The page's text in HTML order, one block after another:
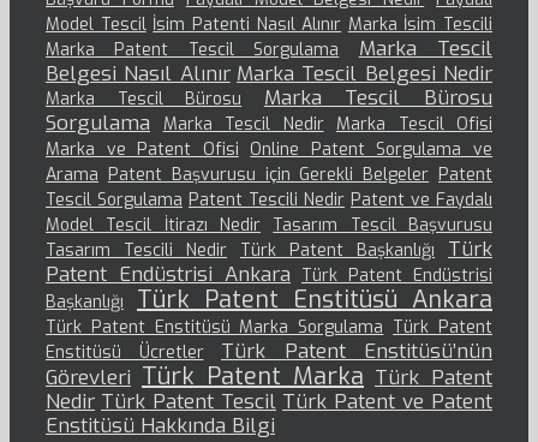
Model Tescil İsim Patenti Nasıl Alınır Marka İsim Tescili
Marka Patent Tescil Sorgulama
Marka Tescil
Belgesi Nasıl Alınır Marka Tescil Belgesi Nedir
Marka Tescil Bürosu
Marka Tescil Bürosu
Sorgulama
Marka Tescil Nedir Marka Tescil Ofisi
Marka ve Patent Ofisi Online Patent Sorgulama ve
Arama Patent Başvurusu için Gerekli Belgeler Patent
Tescil Sorgulama Patent Tescili Nedir Patent ve Faydalı
Model Tescil İtirazı Nedir Tasarım Tescil Başvurusu
Tasarım Tescili Nedir
Türk Patent Başkanlığı
Türk
Patent Endüstrisi Ankara Türk Patent Endüstrisi
Başkanlığı
Türk Patent Enstitüsü Ankara
Türk Patent Enstitüsü Marka Sorgulama Türk Patent
Enstitüsü Ücretler
Türk Patent Enstitüsü’nün
Görevleri Türk Patent Marka Türk Patent
Nedir Türk Patent Tescil Türk Patent ve Patent
Enstitüsü Hakkında Bilgi